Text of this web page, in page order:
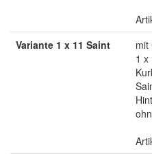
Variante 1 x 11 Saint
mit
1 x